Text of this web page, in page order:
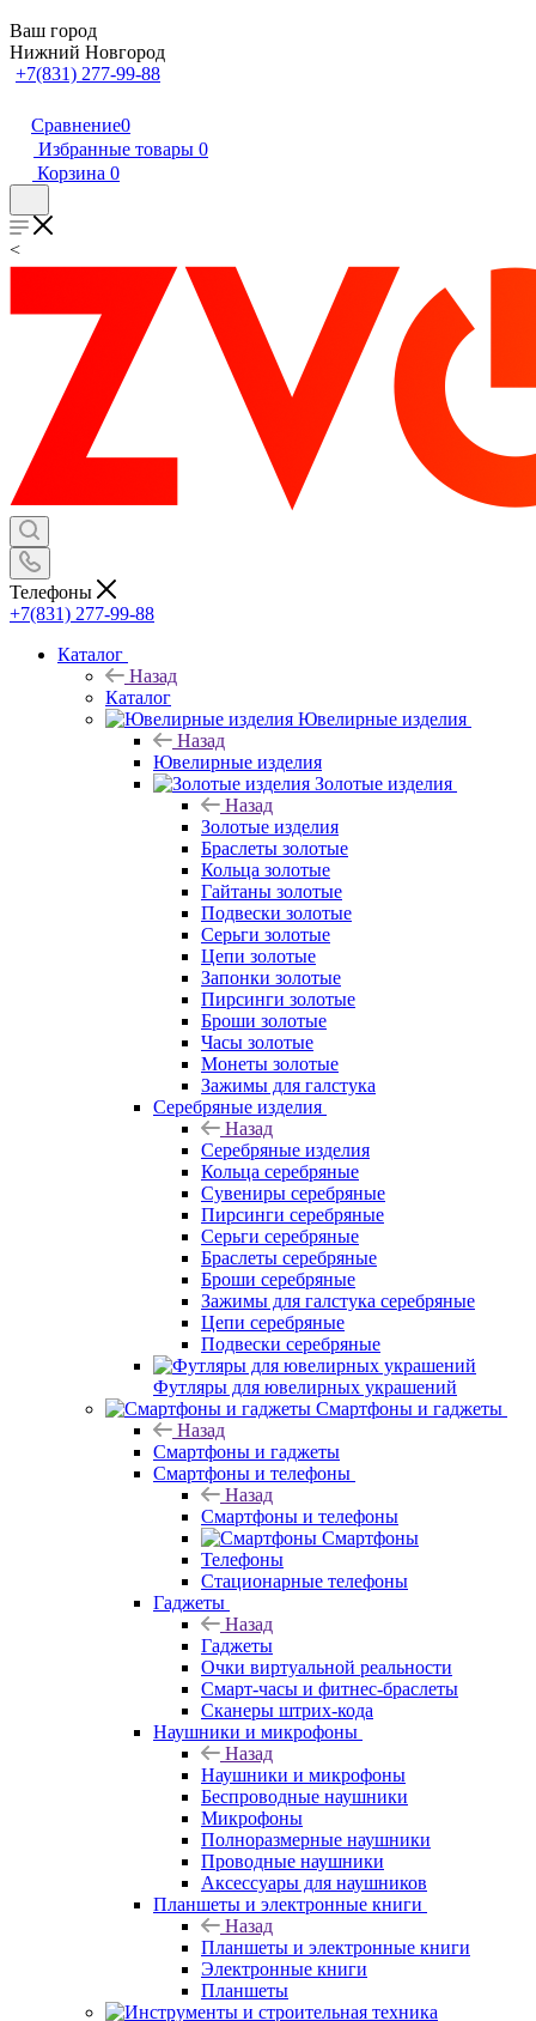
Ваш город
Нижний Новгород
+7(831) 277-99-88
Сравнение0
Избранные товары 0
Корзина 0
<
Телефоны
+7(831) 277-99-88
Каталог
Назад
Каталог
Ювелирные изделия
Назад
Ювелирные изделия
Золотые изделия
Назад
Золотые изделия
Браслеты золотые
Кольца золотые
Гайтаны золотые
Подвески золотые
Серьги золотые
Цепи золотые
Запонки золотые
Пирсинги золотые
Броши золотые
Часы золотые
Монеты золотые
Зажимы для галстука
Серебряные изделия
Назад
Серебряные изделия
Кольца серебряные
Сувениры серебряные
Пирсинги серебряные
Серьги серебряные
Браслеты серебряные
Броши серебряные
Зажимы для галстука серебряные
Цепи серебряные
Подвески серебряные
Футляры для ювелирных украшений
Смартфоны и гаджеты
Назад
Смартфоны и гаджеты
Смартфоны и телефоны
Назад
Смартфоны и телефоны
Смартфоны
Телефоны
Стационарные телефоны
Гаджеты
Назад
Гаджеты
Очки виртуальной реальности
Смарт-часы и фитнес-браслеты
Сканеры штрих-кода
Наушники и микрофоны
Назад
Наушники и микрофоны
Беспроводные наушники
Микрофоны
Полноразмерные наушники
Проводные наушники
Аксессуары для наушников
Планшеты и электронные книги
Назад
Планшеты и электронные книги
Электронные книги
Планшеты